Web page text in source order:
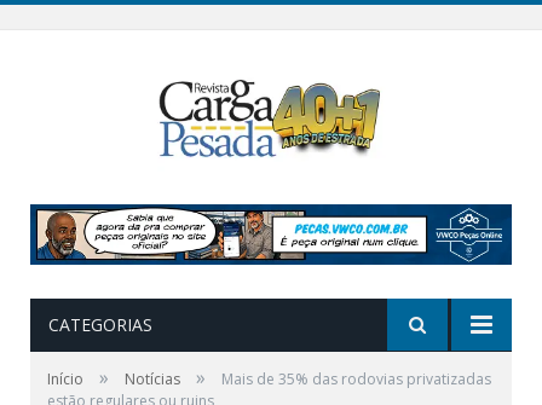
CATEGORIAS
Início » Notícias »
Mais de 35% das rodovias privatizadas
estão regulares ou ruins